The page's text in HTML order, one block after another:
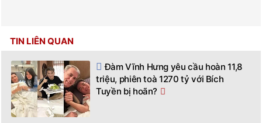
TIN LIÊN QUAN
Đàm Vĩnh Hưng yêu cầu hoàn 11,8
triệu, phiên toà 1270 tỷ với Bích
Tuyền bị hoãn?